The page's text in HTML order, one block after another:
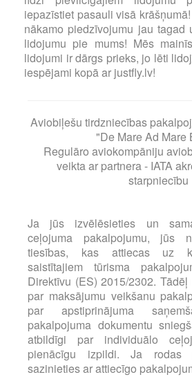
iepazīstiet pasauli visā
nākamo piedzīvojumu jau tagad
lidojumu pie mums! Mēs
lidojumi ir dārgs prieks, jo lēti
iespējami kopā ar justfly.lv!
Aviobiļešu tirdzniecības
"De Mare Ad Mare
Regulāro aviokompāniju
veikta ar partnera - IATA
starpniecību
Ja jūs izvēlēsieties un
ceļojuma pakalpojumu, jūs
tiesības, kas attiecas uz
saistītajiem tūrisma
Direktīvu (ES) 2015/2302.
par maksājumu veikšanu
par apstiprinājuma
pakalpojuma dokumentu
atbildīgi par individuālo
pienācīgu izpildi. Ja rodas
sazinieties ar attiecīgo